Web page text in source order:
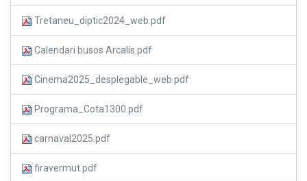
Tretaneu_diptic2024_web.pdf
Calendari busos Arcalís.pdf
Cinema2025_desplegable_web.pdf
Programa_Cota1300.pdf
carnaval2025.pdf
firavermut.pdf